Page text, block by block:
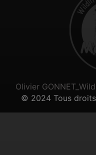
Olivier
© 2024 Tous